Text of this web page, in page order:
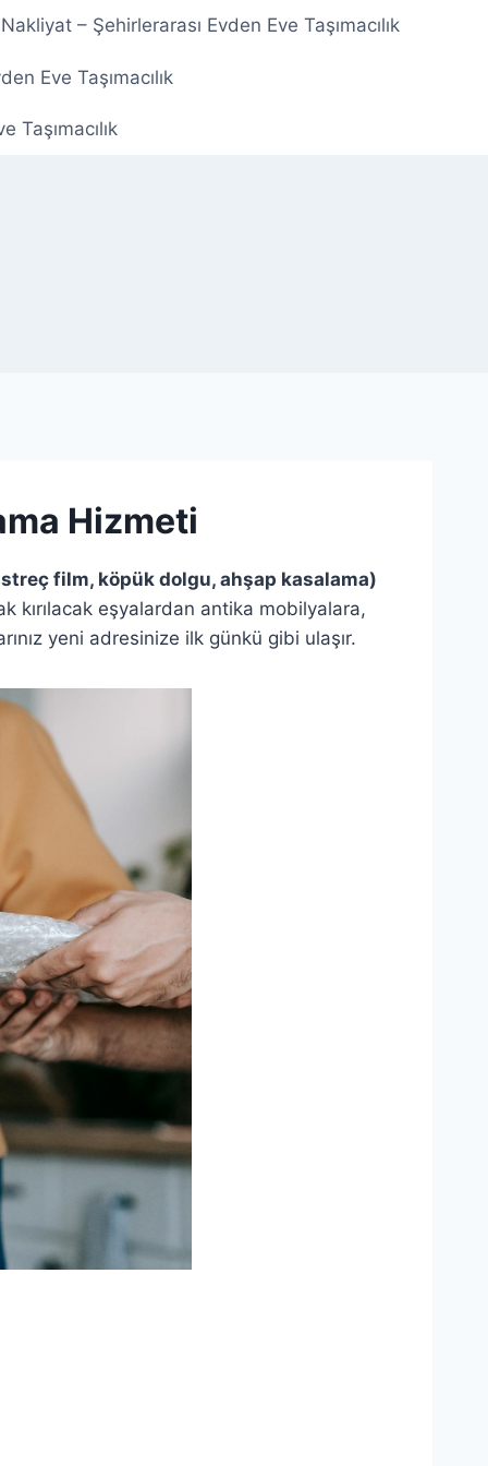
– Şehirlerarası Evden Eve Taşımacılık
Eve Taşımacılık
Taşımacılık
Hizmeti
film, köpük dolgu, ahşap kasalama)
kırılacak eşyalardan antika mobilyalara,
yeni adresinize ilk günkü gibi ulaşır.